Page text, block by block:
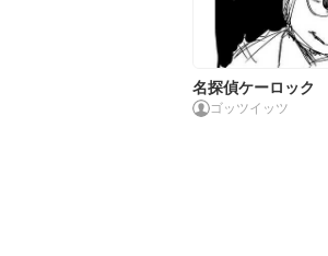
名探偵ケーロック
ゴッツイッツ